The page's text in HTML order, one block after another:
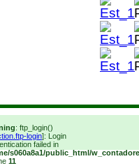
: ftp_login()
login]: Login
failed in
s060a8a1/public_html/
11